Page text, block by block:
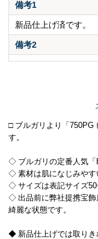
備考1
新品仕上げ済です。
備考2
□ ブルガリより「750PG
す。
◇ ブルガリの定番人気「
◇ 素材は肌になじみやす
◇ サイズは表記サイズ50
◇ 出品前に弊社提携宝飾
綺麗な状態です。
◆ 新品仕上げでは取りき